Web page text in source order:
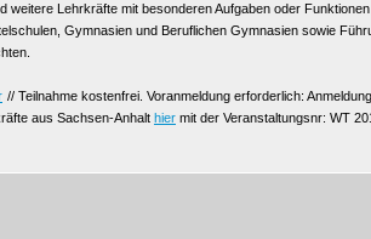
weitere Lehrkräfte mit besonderen Aufgaben oder
Gymnasien und Beruflichen Gymnasien sowie
// Teilnahme kostenfrei. Voranmeldung erforderlich:
aus Sachsen-Anhalt hier mit der Veranstaltungsnr: WT